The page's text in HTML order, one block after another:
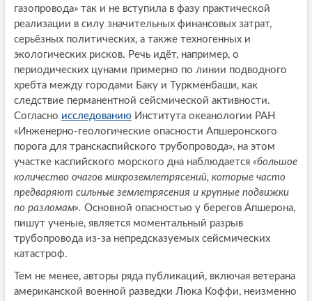
газопровода» так и не вступила в фазу практической
реализации в силу значительных финансовых затрат,
серьёзных политических, а также техногенных и
экологических рисков. Речь идёт, например, о
периодических цунами примерно по линии подводного
хребта между городами Баку и Туркменбаши, как
следствие перманентной сейсмической активности.
Согласно исследованию Института океанологии РАН
«Инженерно-геологические опасности Апшеронского
порога для транскаспийского трубопровода», на этом
участке каспийского морского дна наблюдается «большое
количество очагов микроземлетрясений, которые часто
предваряют сильные землетрясения и крупные подвижки
по разломам». Основной опасностью у берегов Апшерона,
пишут ученые, является моментальный разрыв
трубопровода из-за непредсказуемых сейсмических
катастроф.
Тем не менее, авторы ряда публикаций, включая ветерана
американской военной разведки Люка Коффи, неизменно